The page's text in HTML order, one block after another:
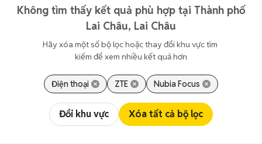
Không tìm thấy kết quả phù hợp tại Thành phố
Lai Châu, Lai Châu
Hãy xóa một số bộ lọc hoặc thay đổi khu vực tìm
kiếm để xem nhiều kết quả hơn
Điện thoại ZTE Nubia Focus
Đổi khu vực Xóa tất cả bộ lọc